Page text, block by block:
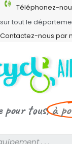
Téléphonez-
tout le
Contactez-nous par
pour tous,à